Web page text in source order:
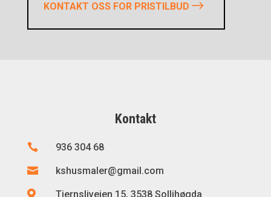
KONTAKT OSS FOR PRISTILBUD
Kontakt
 936 304 68
 kshusmaler@gmail.com
 Tjernsliveien 15, 3538 Sollihøgda